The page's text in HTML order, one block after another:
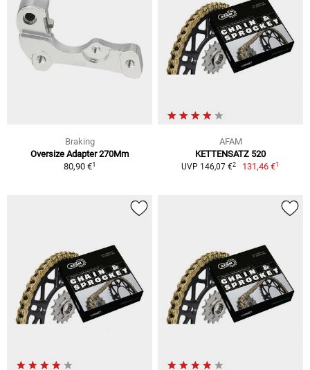
Braking
Oversize Adapter 270Mm
80,90 €1
AFAM
KETTENSATZ 520
UVP 146,07 €2 131,46 €1